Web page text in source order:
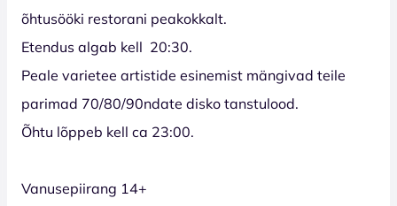
õhtusööki restorani peakokkalt.
Etendus algab kell 20:30.
Peale varietee artistide esinemist mängivad teile
parimad 70/80/90ndate disko tanstulood.
Õhtu lõppeb kell ca 23:00.
Vanusepiirang 14+